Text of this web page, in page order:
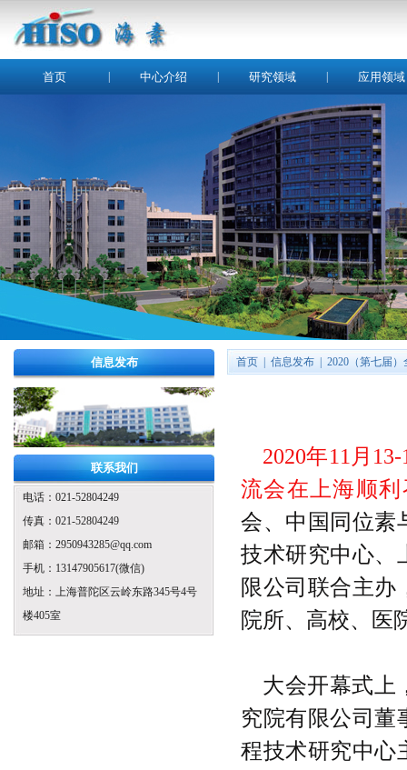
首页 中心介绍 研究领域 应用领域
信息发布
联系我们
电话：021-52804249
传真：021-52804249
邮箱：2950943285@qq.com
手机：13147905617(微信)
地址：上海普陀区云岭东路345号4号
楼405室
首页 信息发布 2020（第七届
2020年11月
流会在上海顺
会、中国同位素
技术研究中心、
限公司联合主办
院所、高校、医
大会开幕式上
究院有限公司董
程技术研究中心